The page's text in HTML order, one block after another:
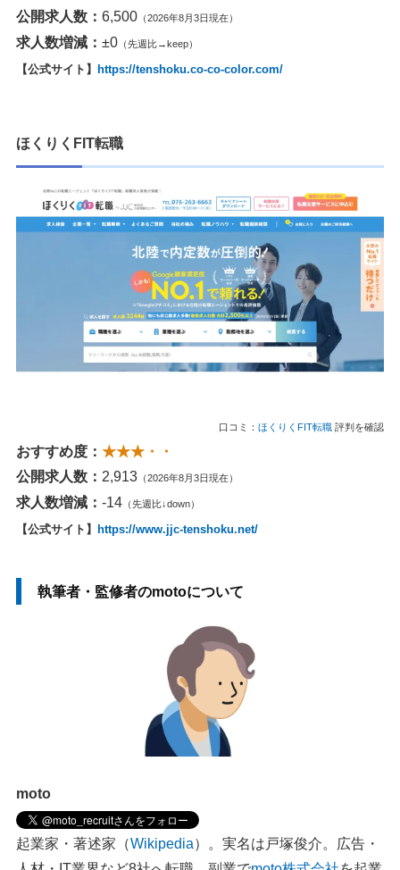
公開求人数： 6,500 （2026年8月3日現在）
求人数増減： ±0 （先週比→keep）
【公式サイト】 https://tenshoku.co-co-color.com/
ほくりくFIT転職
口コミ： ほくりくFIT転職 評判を確認
おすすめ度： ★★★・・
公開求人数： 2,913 （2026年8月3日現在）
求人数増減： -14 （先週比↓down）
【公式サイト】 https://www.jjc-tenshoku.net/
執筆者・監修者のmotoについて
moto
起業家・著述家（Wikipedia）。実名は戸塚俊介。広告・